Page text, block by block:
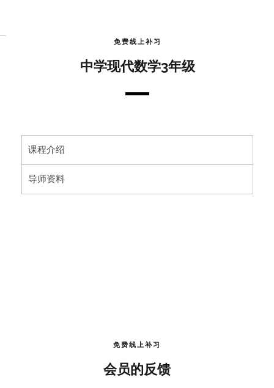
免费线上补习
中学现代数学3年级
课程介绍
导师资料
免费线上补习
会员的反馈